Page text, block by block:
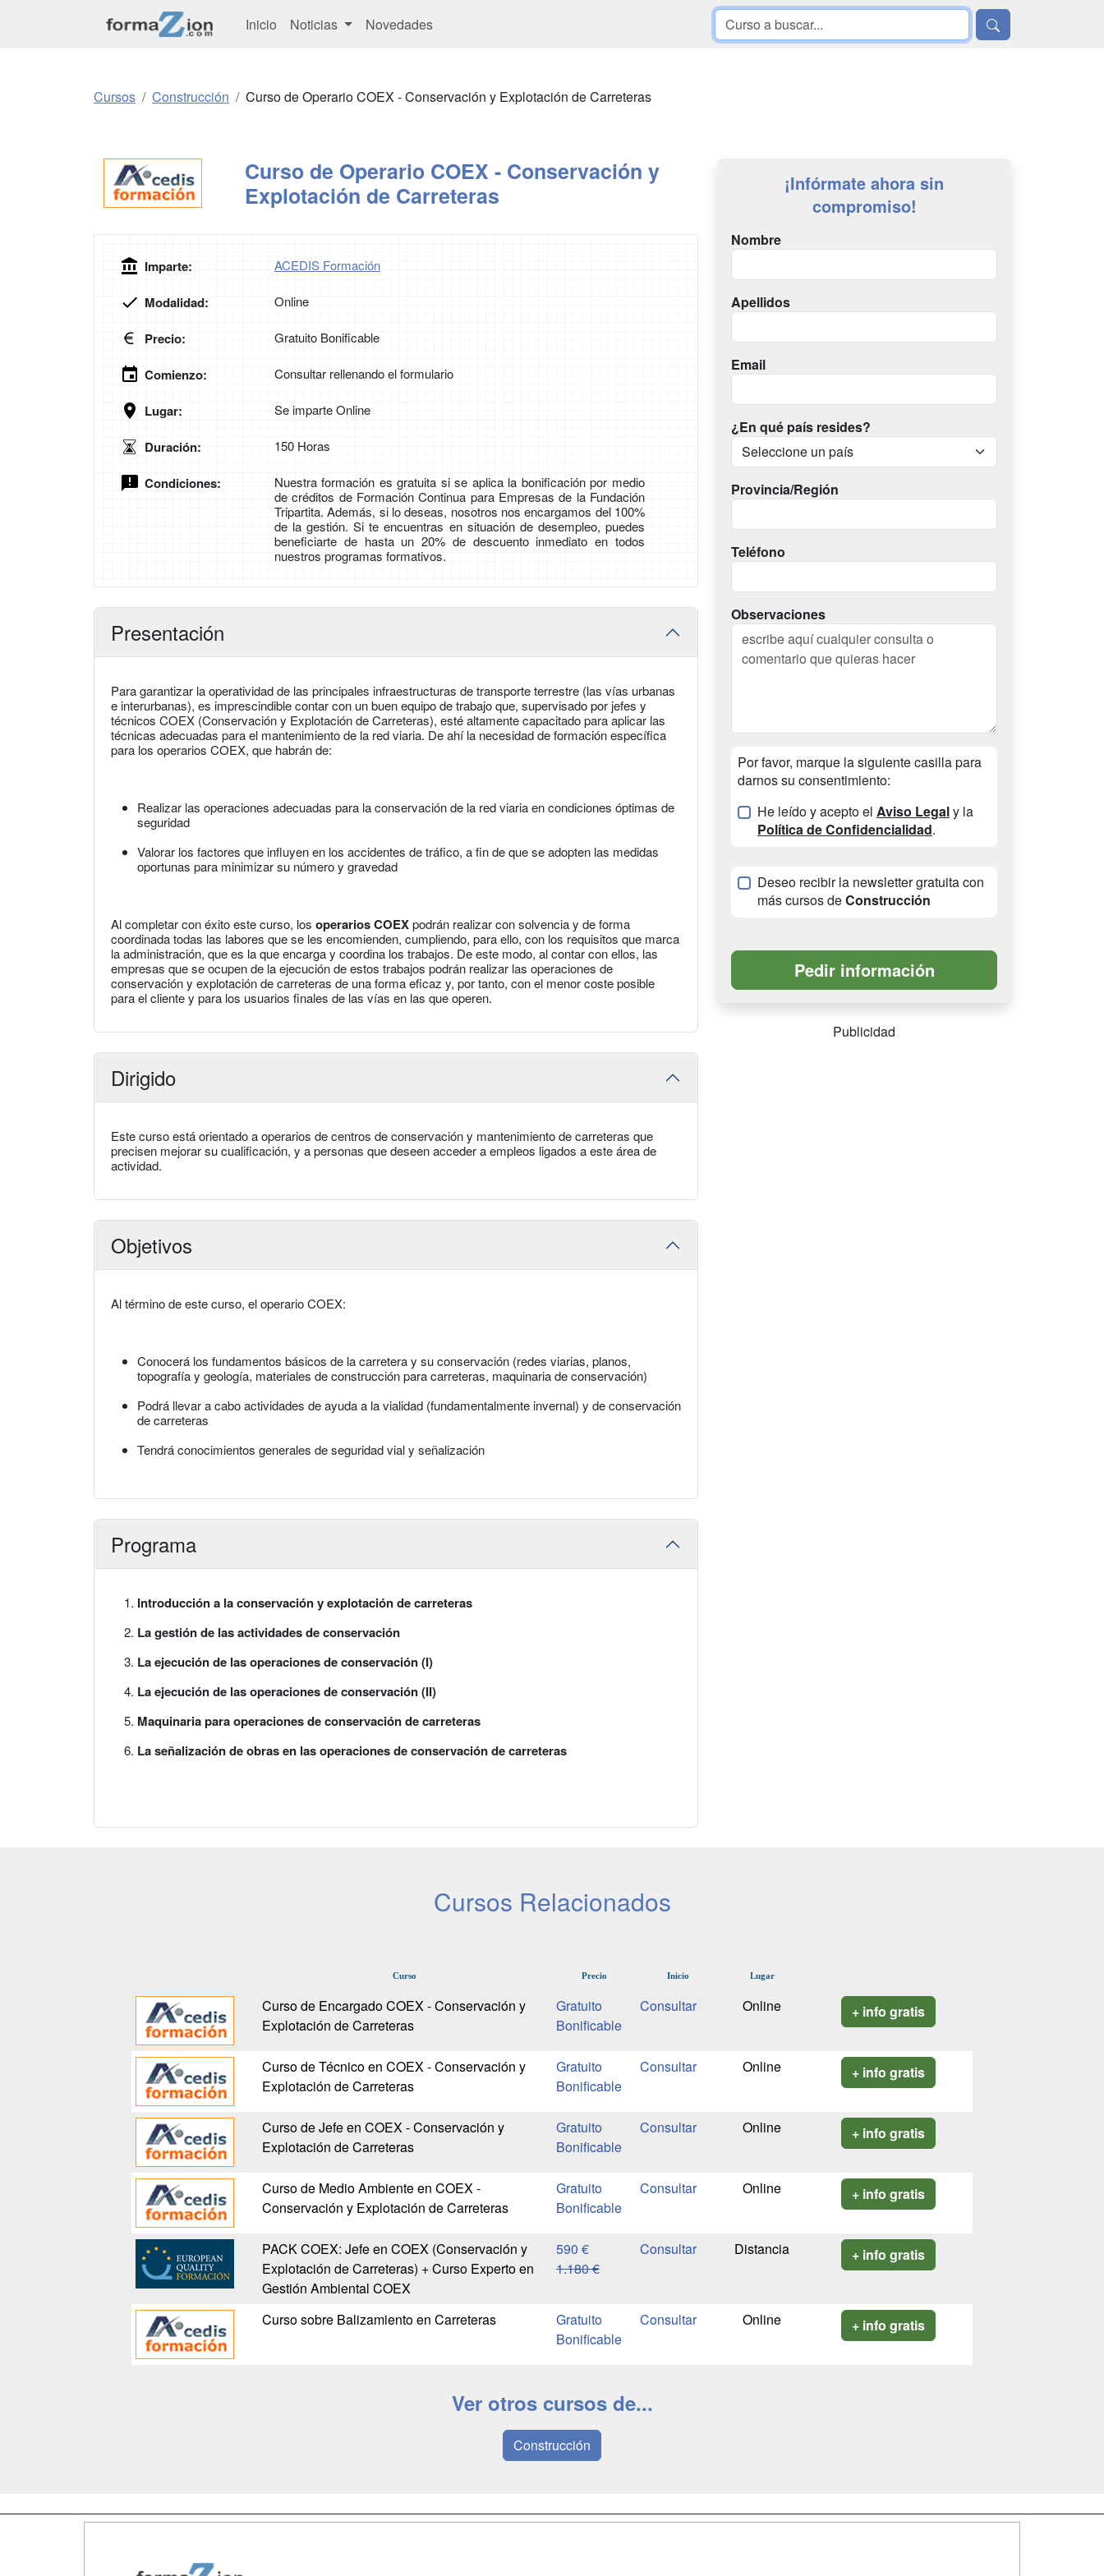
Inicio Noticias Novedades
Cursos Construcción Curso de Operario COEX - Conservación y Explotación de Carreteras
Curso de Operario COEX - Conservación y
Explotación de Carreteras
Imparte: ACEDIS Formación
Modalidad: Online
Precio: Gratuito Bonificable
Comienzo: Consultar rellenando el formulario
Lugar: Se imparte Online
Duración: 150 Horas
Condiciones:
Nuestra formación es gratuita si se aplica la bonificación por medio
de créditos de Formación Continua para Empresas de la Fundación
Tripartita. Además, si lo deseas, nosotros nos encargamos del 100%
de la gestión. Si te encuentras en situación de desempleo, puedes
beneficiarte de hasta un 20% de descuento inmediato en todos
nuestros programas formativos.
Presentación
Para garantizar la operatividad de las principales infraestructuras de transporte terrestre (las vías urbanas
e interurbanas), es imprescindible contar con un buen equipo de trabajo que, supervisado por jefes y
técnicos COEX (Conservación y Explotación de Carreteras), esté altamente capacitado para aplicar las
técnicas adecuadas para el mantenimiento de la red viaria. De ahí la necesidad de formación específica
para los operarios COEX, que habrán de:
Realizar las operaciones adecuadas para la conservación de la red viaria en condiciones óptimas de
seguridad
Valorar los factores que influyen en los accidentes de tráfico, a fin de que se adopten las medidas
oportunas para minimizar su número y gravedad
Al completar con éxito este curso, los operarios COEXpodrán realizar con solvencia y de forma
coordinada todas las labores que se les encomienden, cumpliendo, para ello, con los requisitos que marca
la administración, que es la que encarga y coordina los trabajos. De este modo, al contar con ellos, las
empresas que se ocupen de la ejecución de estos trabajos podrán realizar las operaciones de
conservación y explotación de carreteras de una forma eficaz y, por tanto, con el menor coste posible
para el cliente y para los usuarios finales de las vías en las que operen.
Dirigido
Este curso está orientado a operarios de centros de conservación y mantenimiento de carreteras que
precisen mejorar su cualificación, y a personas que deseen acceder a empleos ligados a este área de
actividad.
Objetivos
Al término de este curso, el operario COEX:
Conocerá los fundamentos básicos de la carretera y su conservación (redes viarias, planos,
topografía y geología, materiales de construcción para carreteras, maquinaria de conservación)
Podrá llevar a cabo actividades de ayuda a la vialidad (fundamentalmente invernal) y de conservación
de carreteras
Tendrá conocimientos generales de seguridad vial y señalización
Programa
Introducción a la conservación y explotación de carreteras
La gestión de las actividades de conservación
La ejecución de las operaciones de conservación (I)
La ejecución de las operaciones de conservación (II)
Maquinaria para operaciones de conservación de carreteras
La señalización de obras en las operaciones de conservación de carreteras
¡Infórmate ahora sin
compromiso!
Nombre
Apellidos
Email
¿En qué país resides?
Provincia/Región
Teléfono
Observaciones
Por favor, marque la siguiente casilla para
darnos su consentimiento:
He leído y acepto el Aviso Legaly la
Política de Confidencialidad.
Deseo recibir la newsletter gratuita con
más cursos deConstrucción
Publicidad
Cursos Relacionados
Curso Precio Inicio Lugar
Curso de Encargado COEX - Conservación y
Explotación de Carreteras
Gratuito
Bonificable
Online + info gratis
Curso de Técnico en COEX - Conservación y
Explotación de Carreteras
Gratuito
Bonificable
Online + info gratis
Curso de Jefe en COEX - Conservación y
Explotación de Carreteras
Gratuito
Bonificable
Online + info gratis
Curso de Medio Ambiente en COEX -
Conservación y Explotación de Carreteras
Gratuito
Bonificable
Online + info gratis
PACK COEX: Jefe en COEX (Conservación y
Explotación de Carreteras) + Curso Experto en
Gestión Ambiental COEX
590 €
1.180 €
Distancia + info gratis
Curso sobre Balizamiento en Carreteras
Gratuito
Bonificable
Online + info gratis
Ver otros cursos de...
Construcción